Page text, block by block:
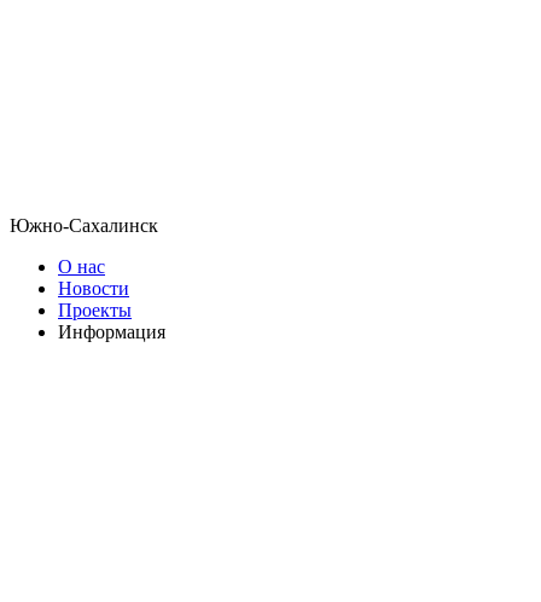
Южно-Сахалинск
О нас
Новости
Проекты
Информация